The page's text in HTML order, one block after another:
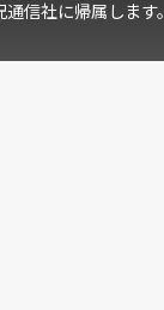
通信社に帰属します。